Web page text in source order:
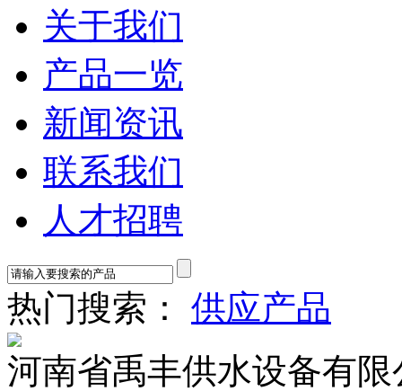
关于我们
产品一览
新闻资讯
联系我们
人才招聘
热门搜索： 供应产品
河南省禹丰供水设备有限